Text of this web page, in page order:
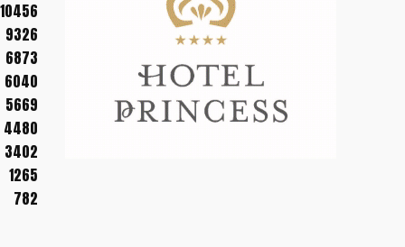
10456
9326
6873
6040
5669
4480
3402
1265
782